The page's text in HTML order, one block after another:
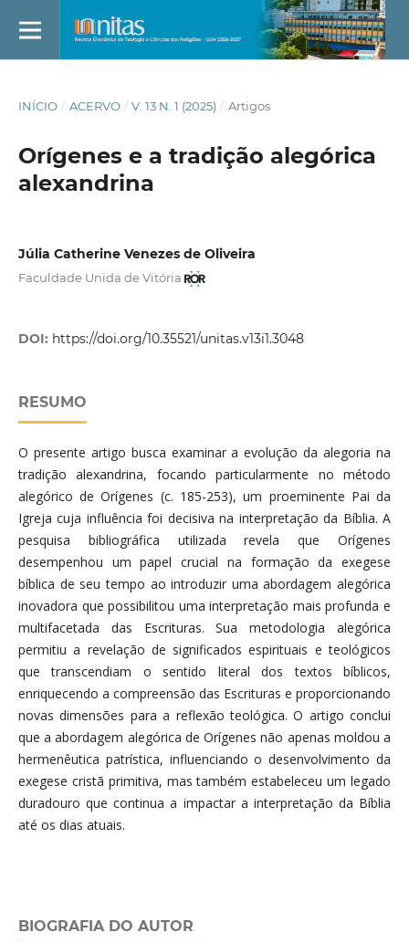
INÍCIO / ACERVO / V. 13 N. 1 (2025) / Artigos
Orígenes e a tradição alegórica
alexandrina
Júlia Catherine Venezes de Oliveira
Faculdade Unida de Vitória
DOI: https://doi.org/10.35521/unitas.v13i1.3048
RESUMO
O presente artigo busca examinar a evolução da alegoria na
tradição alexandrina, focando particularmente no método
alegórico de Orígenes (c. 185-253), um proeminente Pai da
Igreja cuja influência foi decisiva na interpretação da Bíblia. A
pesquisa bibliográfica utilizada revela que Orígenes
desempenhou um papel crucial na formação da exegese
bíblica de seu tempo ao introduzir uma abordagem alegórica
inovadora que possibilitou uma interpretação mais profunda e
multifacetada das Escrituras. Sua metodologia alegórica
permitiu a revelação de significados espirituais e teológicos
que transcendiam o sentido literal dos textos bíblicos,
enriquecendo a compreensão das Escrituras e proporcionando
novas dimensões para a reflexão teológica. O artigo conclui
que a abordagem alegórica de Orígenes não apenas moldou a
hermenêutica patrística, influenciando o desenvolvimento da
exegese cristã primitiva, mas também estabeleceu um legado
duradouro que continua a impactar a interpretação da Bíblia
até os dias atuais.
BIOGRAFIA DO AUTOR